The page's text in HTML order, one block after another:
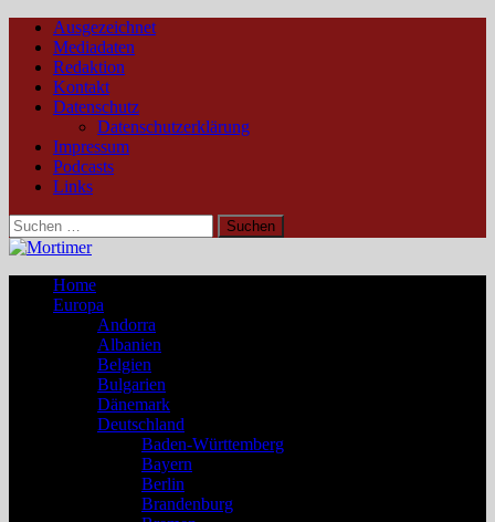
Ausgezeichnet
Mediadaten
Redaktion
Kontakt
Datenschutz
Datenschutzerklärung
Impressum
Podcasts
Links
Suchen
nach:
Home
Europa
Andorra
Albanien
Belgien
Bulgarien
Dänemark
Deutschland
Baden-Württemberg
Bayern
Berlin
Brandenburg